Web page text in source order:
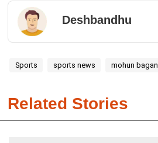
Deshbandhu
Sports sports news mohun bagan
Related Stories